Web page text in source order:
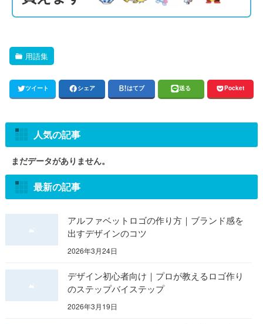
用語集
ツイート シェア はてブ 送る Pocket
人気の記事
まだデータがありません。
最新の記事
アルファベットロゴの作り方｜ブランド感を
出すデザインのコツ
2026年3月24日
デザイン初心者向け｜プロが教えるロゴ作り
のステップバイステップ
2026年3月19日